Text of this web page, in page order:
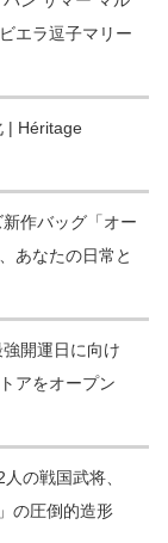
エラ逗子マリー
| Héritage
作バッグ「オー
あなたの日常と
開運日に向け
アをオープン
の戦国武将、
の圧倒的造形